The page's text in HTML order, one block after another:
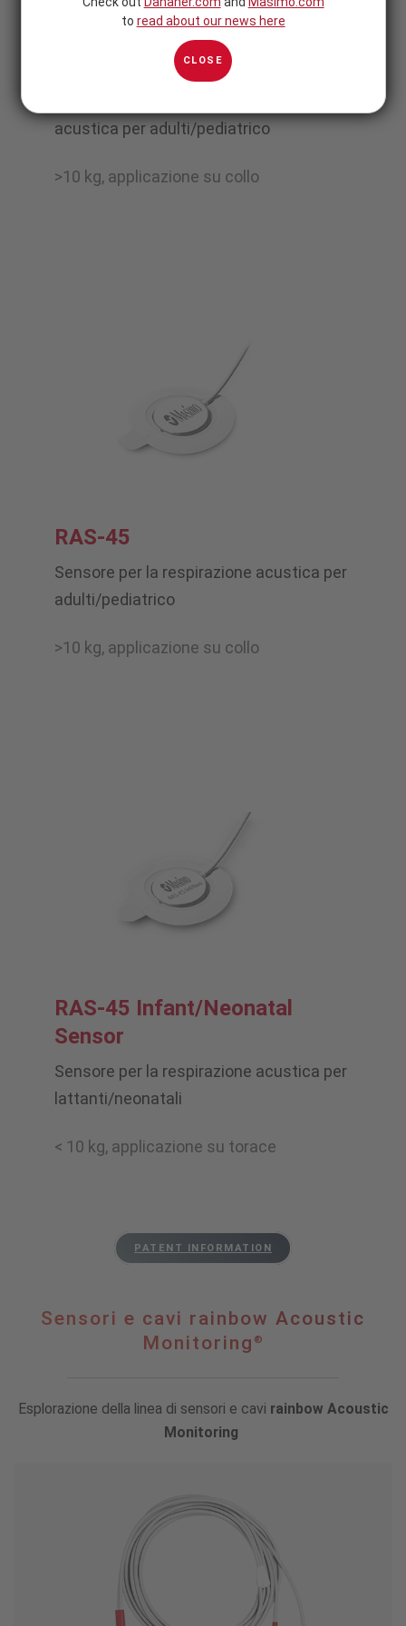
acustica per adulti/pediatrico
>10 kg, applicazione su collo
RAS-45
Sensore per la respirazione acustica per
adulti/pediatrico
>10 kg, applicazione su collo
RAS-45 Infant/Neonatal
Sensor
Sensore per la respirazione acustica per
lattanti/neonatali
< 10 kg, applicazione su torace
PATENT INFORMATION
Sensori e cavi rainbow Acoustic
Monitoring ®
Esplorazione della linea di sensori e cavi rainbow Acoustic
Monitoring
to read about our news here
CLOSE